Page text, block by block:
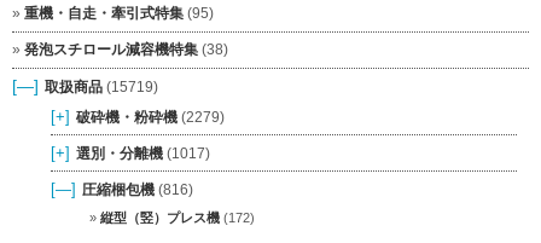
重機・自走・牽引式特集 (95)
発泡スチロール減容機特集 (38)
[—] 取扱商品 (15719)
[+] 破砕機・粉砕機 (2279)
[+] 選別・分離機 (1017)
[—] 圧縮梱包機 (816)
縦型（竪）プレス機 (172)